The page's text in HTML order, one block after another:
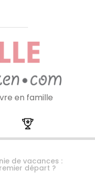
en famille
de vacances :
départ ?